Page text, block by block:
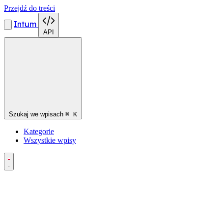
Przejdź do treści
Intum
API
Szukaj we wpisach ⌘ K
Kategorie
Wszystkie wpisy